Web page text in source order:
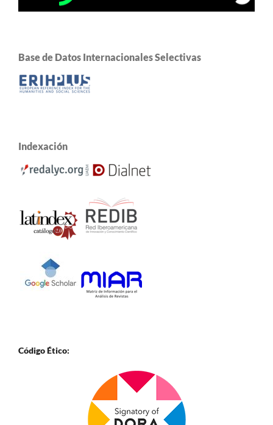
Base de Datos Internacionales Selectivas
Indexación
Código Ético: